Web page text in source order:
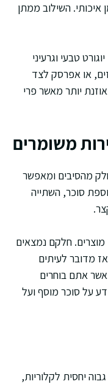
השילוב ממתן
טבעי וגרעיני
או אפרסק לצד
יותר מאשר פרי
משומרים
מהסיבים ומאפשר
סוכר, השתייה
מוצרים. חלקם נמצאים
מדובר לעיתים
אתם בוחרים
על סוכר מוסף ועל
יחסית לקלוריות,